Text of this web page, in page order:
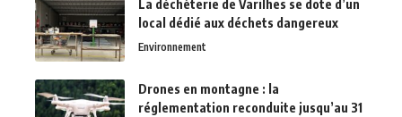
La déchèterie de Varilhes se dote d’un
local dédié aux déchets dangereux
Environnement
Drones en montagne : la
réglementation reconduite jusqu’au 31